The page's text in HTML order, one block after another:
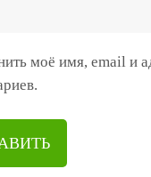
моё имя, email и